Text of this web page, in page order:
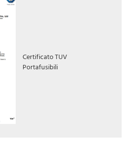
Certificato TUV
Portafusibili